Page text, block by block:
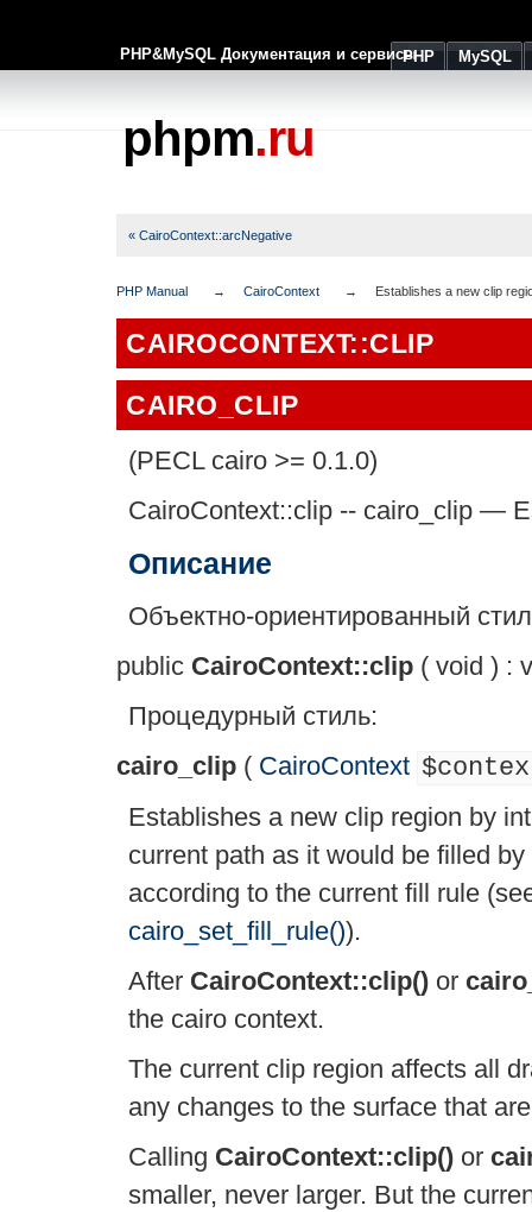
PHP&MySQL Документация и сервисыPHP MySQL
phpm.ru
« CairoContext::arcNegative
PHP Manual CairoContext Establishes a new clip
CAIROCONTEXT::CLIP
CAIRO_CLIP
(PECL cairo >= 0.1.0)
CairoContext::clip -- cairo_clip —
Описание
Объектно-ориентированный
public CairoContext::clip ( void ) :
Процедурный стиль:
cairo_clip ( CairoContext
Establishes a new clip region by
current path as it would be filled by
according to the current fill rule
cairo_set_fill_rule()).
After CairoContext::clip() or
the cairo context.
The current clip region affects all
any changes to the surface that
Calling CairoContext::clip() or
smaller, never larger. But the